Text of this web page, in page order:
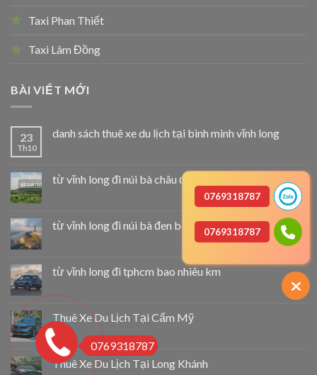
Taxi Phan Thiết
Taxi Lâm Đồng
BÀI VIẾT MỚI
23
Th10
danh sách thuê xe du lịch tại bình minh vĩnh long
từ vĩnh long đi núi bà châu đốc bao nhiêu km
từ vĩnh long đi núi bà đen bao nhiêu km
từ vĩnh long đi tphcm bao nhiêu km
Thuê Xe Du Lịch Tại Cẩm Mỹ
Thuê Xe Du Lịch Tại Long Khánh
0769318787
0769318787
0769318787